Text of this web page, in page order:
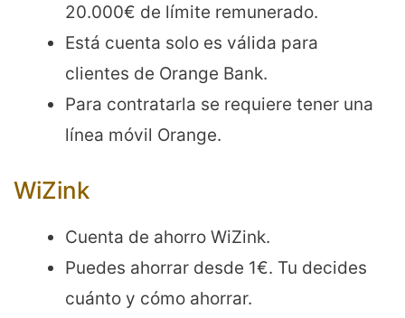
20.000€ de límite remunerado.
Está cuenta solo es válida para
clientes de Orange Bank.
Para contratarla se requiere tener una
línea móvil Orange.
WiZink
Cuenta de ahorro WiZink.
Puedes ahorrar desde 1€. Tu decides
cuánto y cómo ahorrar.